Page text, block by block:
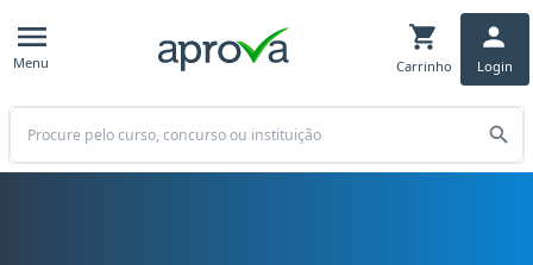
Menu Carrinho Login
Buscar